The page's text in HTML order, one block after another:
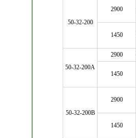
50-32-200
2900
1450
50-32-200A
2900
1450
50-32-200B
2900
1450